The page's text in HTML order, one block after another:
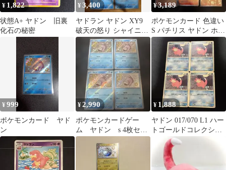
¥ 1,822
状態A+ ヤドン 旧裏
化石の秘密
¥3,400
ヤドラン ヤドン XY9
破天の怒り シャイニー
トレジャーex 色違い S
¥3,189
ポケモンカード 色違い
S パチリス ヤドン ホゲ
ータ エンテイ 6枚
¥999
ポケモンカード ヤド
ン
¥2,990
ポケモンカードゲー
ム ヤドン s 4枚セッ
ト
¥ 1,888
ヤドン 017/070 L1 ハー
トゴールドコレクショ
ン 4枚